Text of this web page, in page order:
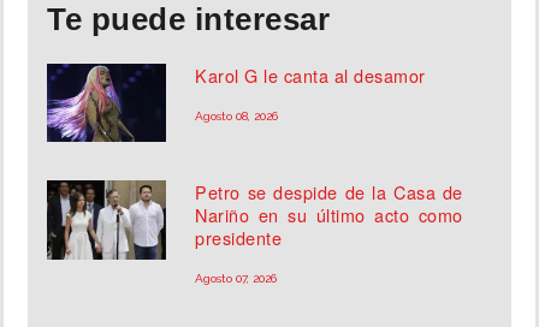
Te puede interesar
Karol G le canta al desamor
Agosto 08, 2026
Petro se despide de la Casa de
Nariño en su último acto como
presidente
Agosto 07, 2026